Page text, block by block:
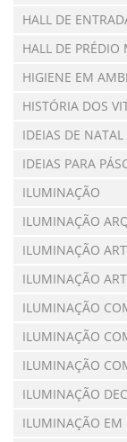
HALL DE
HALL DE PRÉDIO
HIGIENE EM
HISTÓRIA DOS
IDEIAS DE
IDEIAS PARA
ILUMINAÇÃO
ILUMINAÇÃO
ILUMINAÇÃO
ILUMINAÇÃO
ILUMINAÇÃO
ILUMINAÇÃO
ILUMINAÇÃO
ILUMINAÇÃO
ILUMINAÇÃO EM